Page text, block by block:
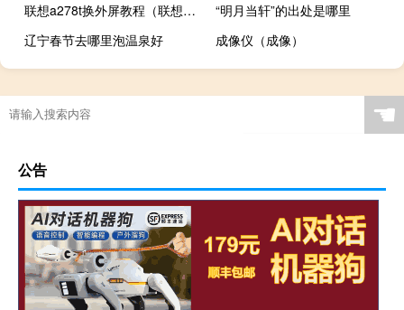
联想a278t换外屏教程（联想a278t刷机包）
“明月当轩”的出处是哪里
辽宁春节去哪里泡温泉好
成像仪（成像）
☚
公告